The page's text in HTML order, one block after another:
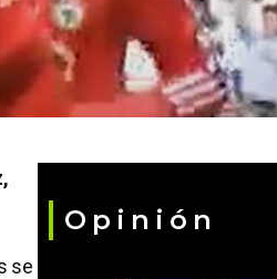
se
Opinión